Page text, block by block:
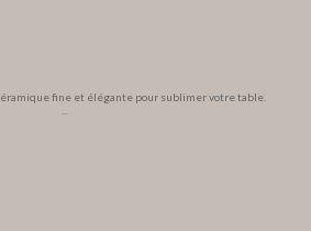
fine et élégante pour sublimer votre table.